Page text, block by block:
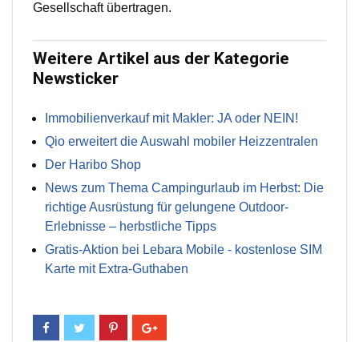
Gesellschaft übertragen.
Weitere Artikel aus der Kategorie
Newsticker
Immobilienverkauf mit Makler: JA oder NEIN!
Qio erweitert die Auswahl mobiler Heizzentralen
Der Haribo Shop
News zum Thema Campingurlaub im Herbst: Die
richtige Ausrüstung für gelungene Outdoor-
Erlebnisse – herbstliche Tipps
Gratis-Aktion bei Lebara Mobile - kostenlose SIM
Karte mit Extra-Guthaben